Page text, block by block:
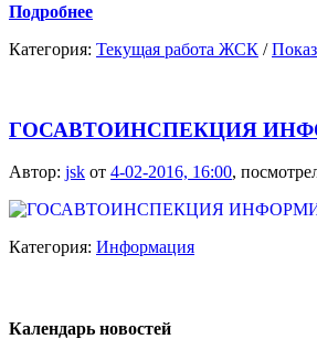
Подробнее
Категория: Текущая работа ЖСК /
ГОСАВТОИНСПЕКЦИЯ
Автор: jsk от 4-02-2016, 16:00,
Категория: Информация
Календарь новостей